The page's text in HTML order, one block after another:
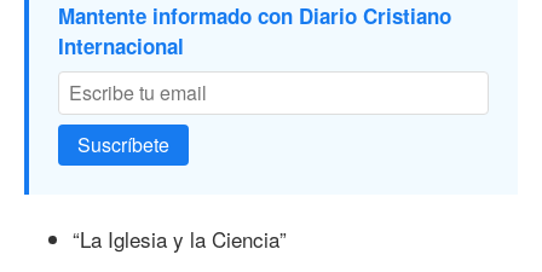
Mantente informado con Diario Cristiano
Internacional
Suscríbete
“La Iglesia y la Ciencia”